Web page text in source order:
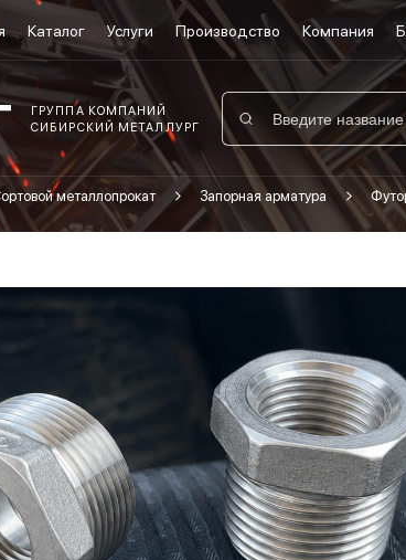
Каталог Услуги Производство Компания
ГРУППА КОМПАНИЙ
СИБИРСКИЙ МЕТАЛЛУРГ
металлопрокат Запорная арматура